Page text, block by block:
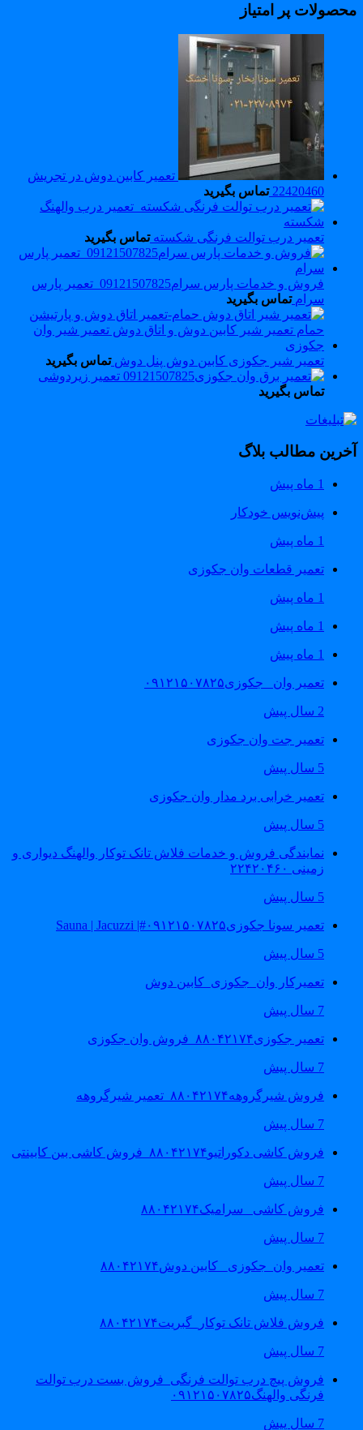
پر امتیاز
تعمیر کابین دوش در تجریش
22420460 تماس بگیرید
تعمیر درب توالت فرنگی شکسته تماس بگیرید
فروش و خدمات پارس سرام09121507825_تعمیر پارس
سرام تماس بگیرید
تعمیر شیر جکوزی کابین دوش پنل دوش تماس بگیرید
تعمیر زیردوشی
تماس بگیرید
مطالب بلاگ
1 ماه پیش
پیش‌نویس خودکار
تعمیر قطعات وان جکوزی
1 ماه پیش
1 ماه پیش
تعمیر وان _جکوزی۰۹۱۲۱۵۰۷۸۲۵
تعمیر جت وان جکوزی
تعمیر خرابی برد مدار وان جکوزی
نمایندگی فروش و خدمات فلاش تانک توکار والهنگ دیواری و
زمینی ۲۲۴۲۰۴۶۰
تعمیر سونا جکوزی۰۹۱۲۱۵۰۷۸۲۵#| Sauna | Jacuzzi
تعمیرکار وان_جکوزی_کابین دوش
تعمیر جکوزی۸۸۰۴۲۱۷۴_فروش وان جکوزی
فروش شیرگروهه۸۸۰۴۲۱۷۴_تعمیر شیرگروهه
فروش کاشی دکوراتیو۸۸۰۴۲۱۷۴_فروش کاشی بین کابینتی
فروش کاشی _سرامیک۸۸۰۴۲۱۷۴
تعمیر وان_جکوزی_ کابین دوش۸۸۰۴۲۱۷۴
فروش فلاش تانک توکار_گبریت۸۸۰۴۲۱۷۴
فروش پیچ درب توالت فرنگی_فروش بست درب توالت
فرنگی والهنگ۰۹۱۲۱۵۰۷۸۲۵